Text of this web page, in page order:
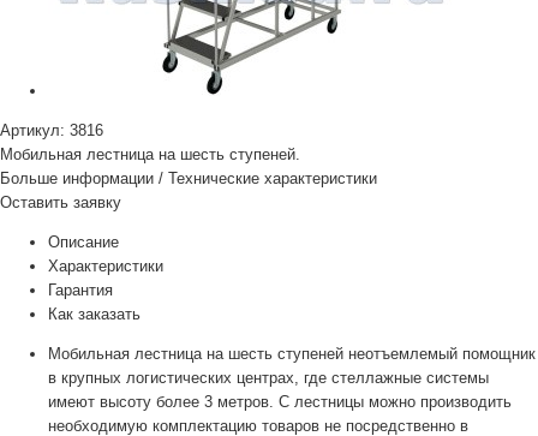
Артикул: 3816
Мобильная лестница на шесть ступеней.
Больше информации / Технические характеристики
Оставить заявку
Описание
Характеристики
Гарантия
Как заказать
Мобильная лестница на шесть ступеней неотъемлемый помощник
в крупных логистических центрах, где стеллажные системы
имеют высоту более 3 метров. С лестницы можно производить
необходимую комплектацию товаров не посредственно в